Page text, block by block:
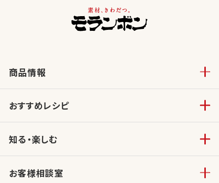
商品情報
おすすめレシピ
知る・楽しむ
お客様相談室